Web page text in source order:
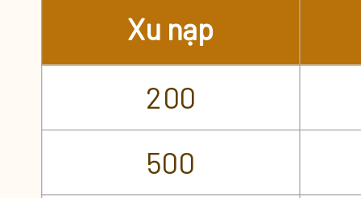
Nạp Xu Liên Tục
Nạp Xu Đột Biến
Đăng Nhập 14 Ngày Nhận
Xu nạp
200
500